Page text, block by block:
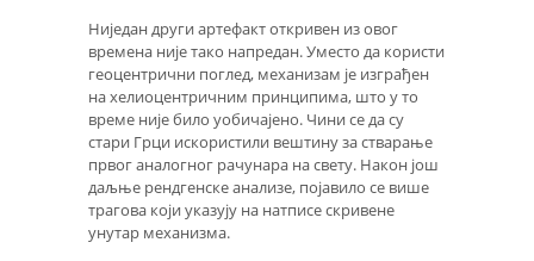
Ниједан други артефакт откривен из овог
времена није тако напредан. Уместо да користи
геоцентрични поглед, механизам је изграђен
на хелиоцентричним принципима, што у то
време није било уобичајено. Чини се да су
стари Грци искористили вештину за стварање
првог аналогног рачунара на свету. Након још
даљње рендгенске анализе, појавило се више
трагова који указују на натписе скривене
унутар механизма.